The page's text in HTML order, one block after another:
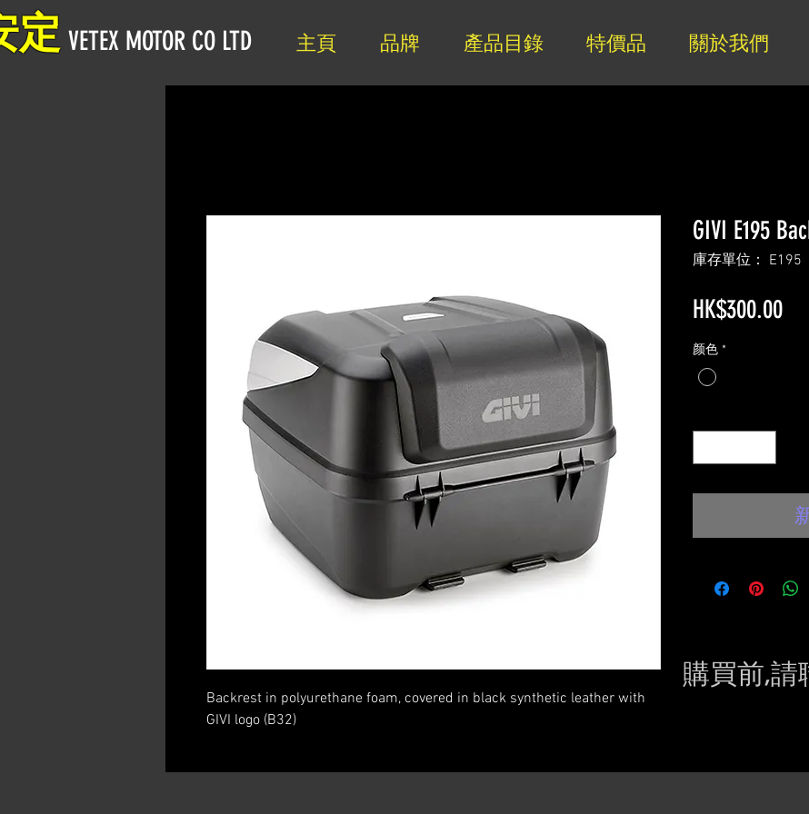
主頁 品牌 產品目錄 特價品 關於我們
定 VETEX MOTOR CO LTD
Backrest in polyurethane foam, covered in black synthetic leather with
GIVI logo (B32)
GIVI E195
庫存單位： E195
HK$300.00價
颜色 *
購買前,請